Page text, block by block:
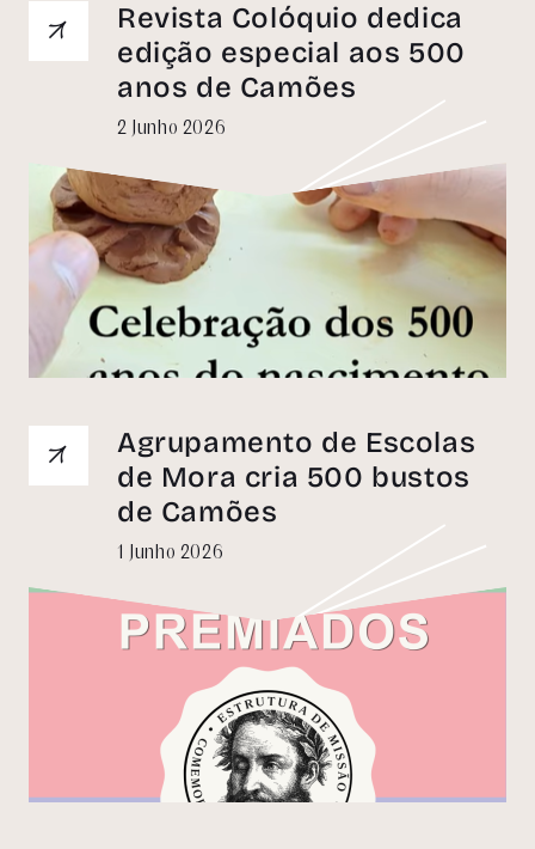
Revista Colóquio dedica
edição especial aos 500
anos de Camões
2 Junho 2026
Agrupamento de Escolas
de Mora cria 500 bustos
de Camões
1 Junho 2026